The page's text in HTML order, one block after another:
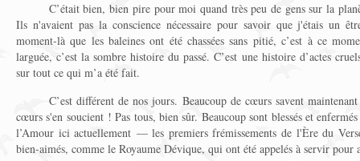
C’était bien, bien pire pour moi quand très peu de gens sur la
Ils n'avaient pas la conscience nécessaire pour savoir que j'étais un
moment-là que les baleines ont été chassées sans pitié, c’est à ce
larguée, c’est la sombre histoire du passé. C’est une histoire d’actes
sur tout ce qui m’a été fait.
C’est différent de nos jours. Beaucoup de cœurs savent
cœurs s'en soucient ! Pas tous, bien sûr. Beaucoup sont blessés et
l’Amour ici actuellement — les premiers frémissements de l'Ère du
bien-aimés, comme le Royaume Dévique, qui ont été appelés à servir pour